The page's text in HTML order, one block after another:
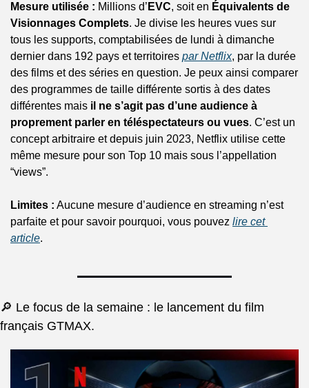
Mesure utilisée : Millions d’ EVC, soit en Équivalents de
Visionnages Complets. Je divise les heures vues sur
tous les supports, comptabilisées de lundi à dimanche
dernier dans 192 pays et territoires par Netflix, par la durée
des films et des séries en question. Je peux ainsi comparer
des programmes de taille différente sortis à des dates
différentes mais il ne s’agit pas d’une audience à
proprement parler en téléspectateurs ou vues. C’est un
concept arbitraire et depuis juin 2023, Netflix utilise cette
même mesure pour son Top 10 mais sous l’appellation
“views”.
Limites : Aucune mesure d’audience en streaming n’est
parfaite et pour savoir pourquoi, vous pouvez lire cet
article.
🔎 Le focus de la semaine : le lancement du film
français GTMAX.